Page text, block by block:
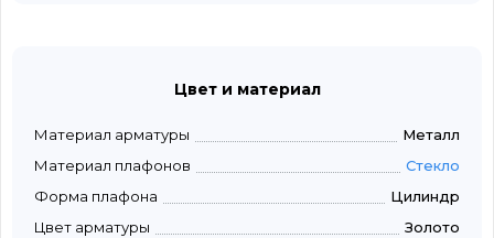
Цвет и материал
Материал арматуры
Металл
Материал плафонов
Стекло
Форма плафона
Цилиндр
Цвет арматуры
Золото